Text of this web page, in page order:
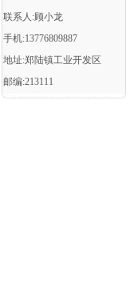
联系人:顾小龙
手机:13776809887
地址:郑陆镇工业开发区
邮编:213111